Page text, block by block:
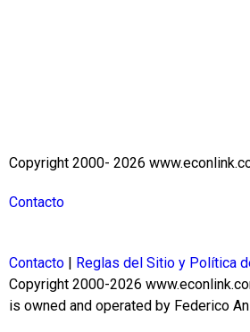
Copyright 2000- 2026
Contacto
Contacto Reglas del Sitio y Política
Copyright 2000-2026
is owned and operated by Federico